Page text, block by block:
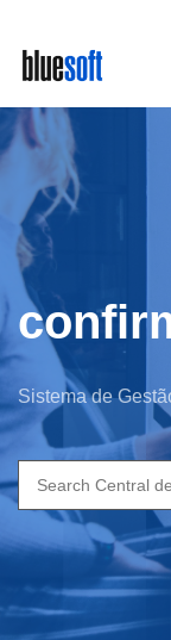
main
content
Sistema de
Search
for: